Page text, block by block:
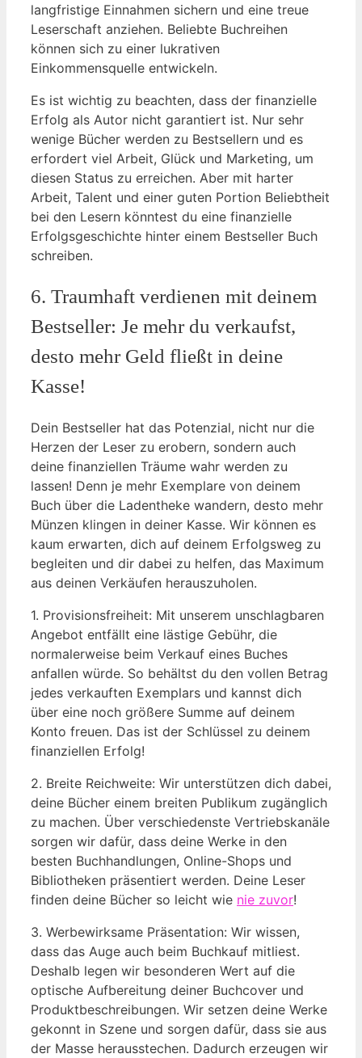
langfristige Einnahmen sichern und eine treue
Leserschaft anziehen. Beliebte Buchreihen
können sich zu einer lukrativen
Einkommensquelle entwickeln.
Es ist wichtig zu beachten, dass der finanzielle
Erfolg als Autor nicht garantiert ist. Nur sehr
wenige Bücher werden zu Bestsellern und es
erfordert viel Arbeit, Glück und Marketing, um
diesen Status zu erreichen. Aber mit harter
Arbeit, Talent und einer guten Portion Beliebtheit
bei den Lesern könntest du eine finanzielle
Erfolgsgeschichte hinter einem Bestseller Buch
schreiben.
6. Traumhaft verdienen mit deinem
Bestseller: Je mehr du verkaufst,
desto mehr Geld fließt in deine
Kasse!
Dein Bestseller hat das Potenzial, nicht nur die
Herzen der Leser zu erobern, sondern auch
deine finanziellen Träume wahr werden zu
lassen! Denn je mehr Exemplare von deinem
Buch über die Ladentheke wandern, desto mehr
Münzen klingen in deiner Kasse. Wir können es
kaum erwarten, dich auf deinem Erfolgsweg zu
begleiten und dir dabei zu helfen, das Maximum
aus deinen Verkäufen herauszuholen.
1. Provisionsfreiheit: Mit unserem unschlagbaren
Angebot entfällt eine lästige Gebühr, die
normalerweise beim Verkauf eines Buches
anfallen würde. So behältst du den vollen Betrag
jedes verkauften Exemplars und kannst dich
über eine noch größere Summe auf deinem
Konto freuen. Das ist der Schlüssel zu deinem
finanziellen Erfolg!
2. Breite Reichweite: Wir unterstützen dich dabei,
deine Bücher einem breiten Publikum zugänglich
zu machen. Über verschiedenste Vertriebskanäle
sorgen wir dafür, dass deine Werke in den
besten Buchhandlungen, Online-Shops und
Bibliotheken präsentiert werden. Deine Leser
finden deine Bücher so leicht wie nie zuvor!
3. Werbewirksame Präsentation: Wir wissen,
dass das Auge auch beim Buchkauf mitliest.
Deshalb legen wir besonderen Wert auf die
optische Aufbereitung deiner Buchcover und
Produktbeschreibungen. Wir setzen deine Werke
gekonnt in Szene und sorgen dafür, dass sie aus
der Masse herausstechen. Dadurch erzeugen wir